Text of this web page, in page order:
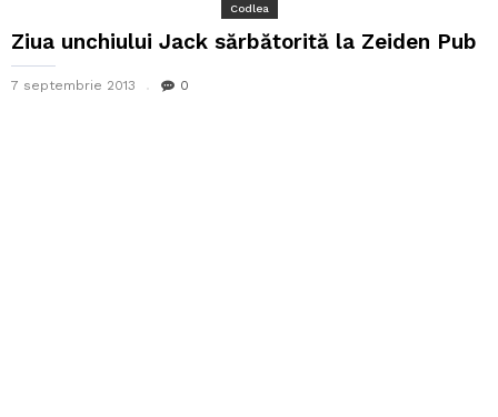
Codlea
Ziua unchiului Jack sărbătorită la Zeiden Pub
7 septembrie 2013 0